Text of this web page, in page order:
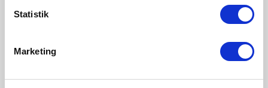
Statistik
Marketing